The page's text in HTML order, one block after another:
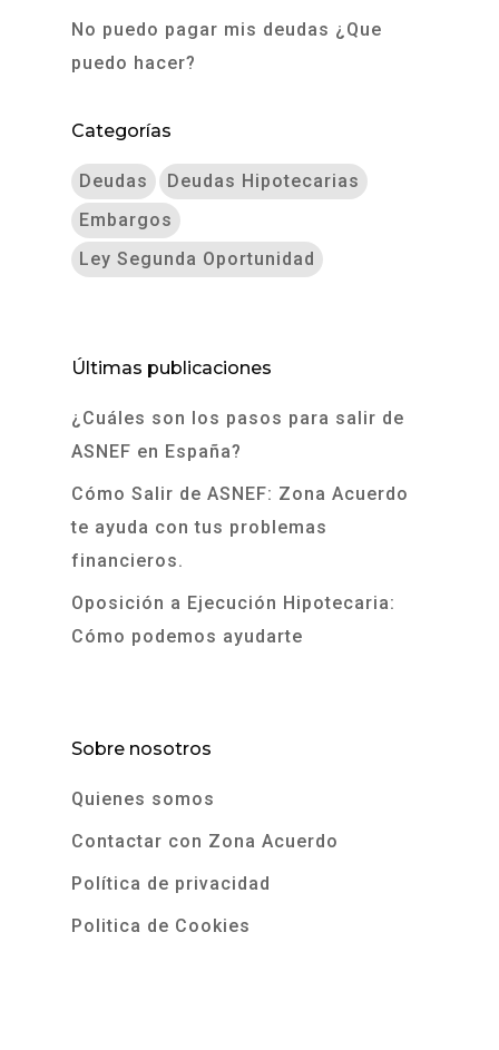
No puedo pagar mis deudas ¿Que
puedo hacer?
Categorías
Deudas
Deudas Hipotecarias
Embargos
Ley Segunda Oportunidad
Últimas publicaciones
¿Cuáles son los pasos para salir de
ASNEF en España?
Cómo Salir de ASNEF: Zona Acuerdo
te ayuda con tus problemas
financieros.
Oposición a Ejecución Hipotecaria:
Cómo podemos ayudarte
Sobre nosotros
Quienes somos
Contactar con Zona Acuerdo
Política de privacidad
Politica de Cookies